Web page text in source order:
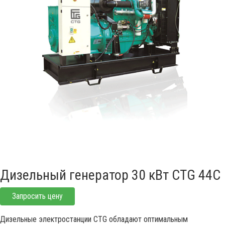
Дизельный генератор 30 кВт CTG 44C
Запросить цену
Дизельные электростанции CTG обладают оптимальным